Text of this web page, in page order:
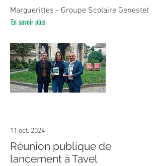
Marguerittes - Groupe Scolaire Genestet
En savoir plus
11 oct. 2024
Réunion publique de
lancement à Tavel